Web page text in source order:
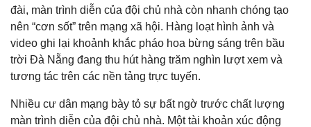
đài, màn trình diễn của đội chủ nhà còn nhanh chóng tạo
nên “cơn sốt” trên mạng xã hội. Hàng loạt hình ảnh và
video ghi lại khoảnh khắc pháo hoa bừng sáng trên bầu
trời Đà Nẵng đang thu hút hàng trăm nghìn lượt xem và
tương tác trên các nền tảng trực tuyến.
Nhiều cư dân mạng bày tỏ sự bất ngờ trước chất lượng
màn trình diễn của đội chủ nhà. Một tài khoản xúc động